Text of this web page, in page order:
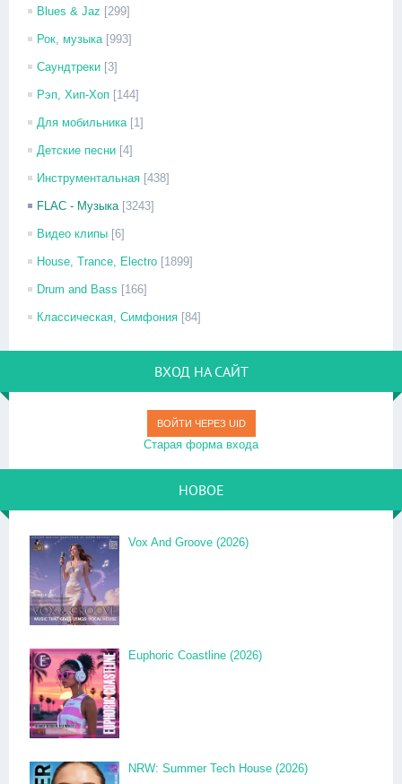
Blues & Jaz [299]
Рок, музыка [993]
Саундтреки [3]
Рэп, Хип-Хоп [144]
Для мобильника [1]
Детские песни [4]
Инструментальная [438]
FLAC - Музыка [3243]
Видео клипы [6]
House, Trance, Electro [1899]
Drum and Bass [166]
Классическая, Симфония [84]
ВХОД НА САЙТ
ВОЙТИ ЧЕРЕЗ UID
Старая форма входа
НОВОЕ
Vox And Groove (2026)
Euphoric Coastline (2026)
NRW: Summer Tech House (2026)